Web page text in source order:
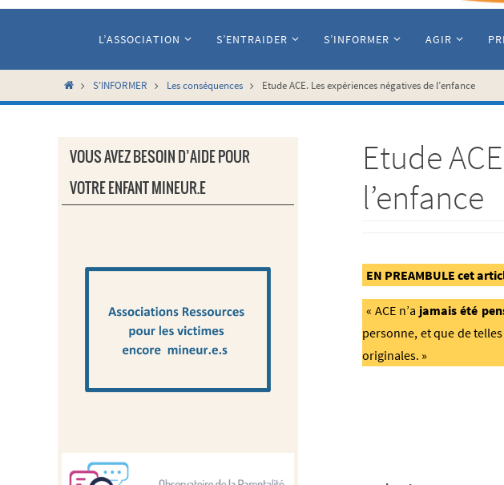
L’ASSOCIATION S’ENTRAIDER S’INFORMER AGIR
HomeS'INFORMER Les conséquences Etude ACE. Les expériences négatives de l’enfance
Etude
l’enfance
EN PREAMBULE cet
« ACE n’a jamais été
personne, et que de
originales. »
VOUS AVEZ BESOIN D’AIDE POUR
VOTRE ENFANT MINEUR.E